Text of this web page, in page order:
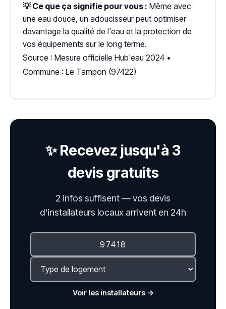
💡 Ce que ça signifie pour vous : Même avec
une eau douce, un adoucisseur peut optimiser
davantage la qualité de l'eau et la protection de
vos équipements sur le long terme.
Source : Mesure officielle Hub'eau 2024 •
Commune : Le Tampon (97422)
✨ Recevez jusqu'à 3
devis gratuits
2 infos suffisent — vos devis
d'installateurs locaux arrivent en 24h
Voir les installateurs →